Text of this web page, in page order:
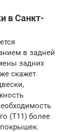
в Санкт-
в задней
задних
скажет
(Т11) более